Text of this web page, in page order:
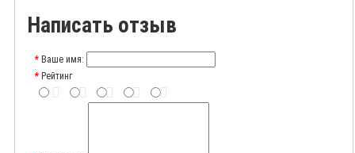
Написать отзыв
Ваше имя:
Рейтинг